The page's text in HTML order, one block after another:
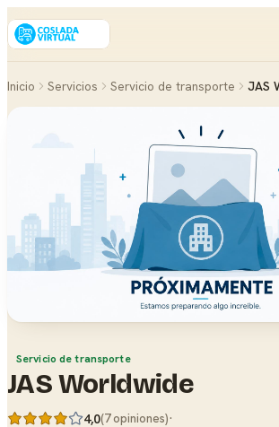
Inicio Servicios Servicio de transporte JAS
Servicio de transporte
JAS Worldwide
4,0(7 opiniones)·